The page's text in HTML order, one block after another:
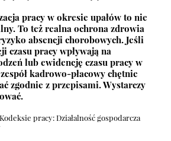
pracy w okresie upałów to nie
To też realna ochrona zdrowia
absencji chorobowych. Jeśli
czasu pracy wpływają na
lub ewidencję czasu pracy w
kadrowo-płacowy chętnie
zgodnie z przepisami.Wystarczy
pracy: Działalność gospodarcza